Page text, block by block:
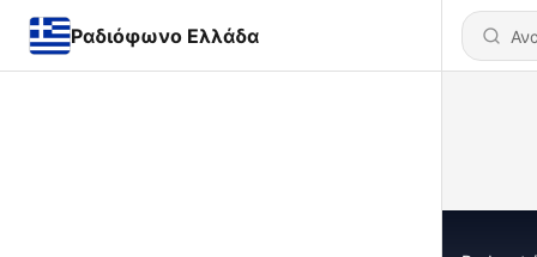
Ραδιόφωνο Ελλάδα